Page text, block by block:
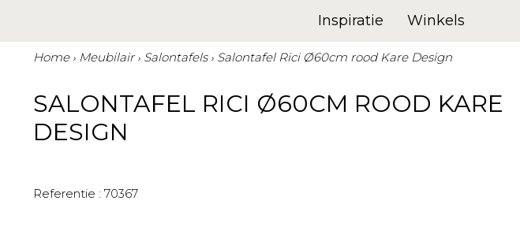
Inspiratie
Winkels
Home Meubilair Salontafels Salontafel Rici Ø60cm rood Kare Design
SALONTAFEL RICI Ø60CM ROOD KARE
DESIGN
Referentie : 70367